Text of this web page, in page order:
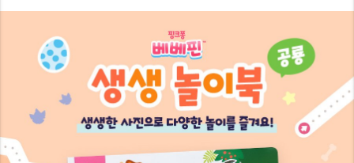
7
8
9
8
9
7
8
9
7
8
9